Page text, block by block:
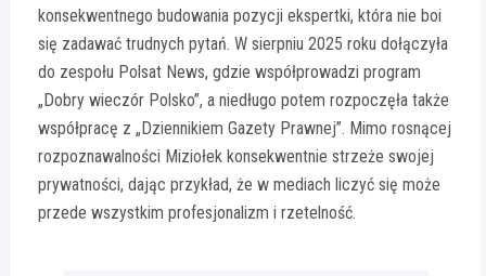
konsekwentnego budowania pozycji ekspertki, która nie boi
się zadawać trudnych pytań. W sierpniu 2025 roku dołączyła
do zespołu Polsat News, gdzie współprowadzi program
„Dobry wieczór Polsko”, a niedługo potem rozpoczęła także
współpracę z „Dziennikiem Gazety Prawnej”. Mimo rosnącej
rozpoznawalności Miziołek konsekwentnie strzeże swojej
prywatności, dając przykład, że w mediach liczyć się może
przede wszystkim profesjonalizm i rzetelność.